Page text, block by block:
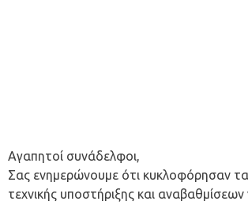
Αγαπητοί συνάδελφοι,
Σας ενημερώνουμε ότι κυκλοφόρησαν
τεχνικής υποστήριξης και αναβαθμίσεων